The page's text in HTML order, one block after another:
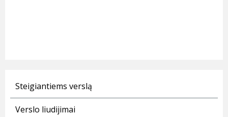
Steigiantiems verslą
Verslo liudijimai